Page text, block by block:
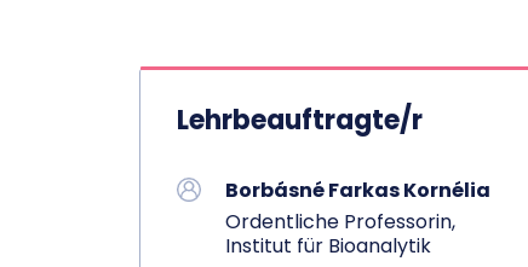
Lehrbeauftragte/r
Borbásné Farkas Kornélia
Ordentliche Professorin,
Institut für Bioanalytik